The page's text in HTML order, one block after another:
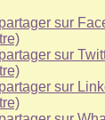
sur
sur
sur